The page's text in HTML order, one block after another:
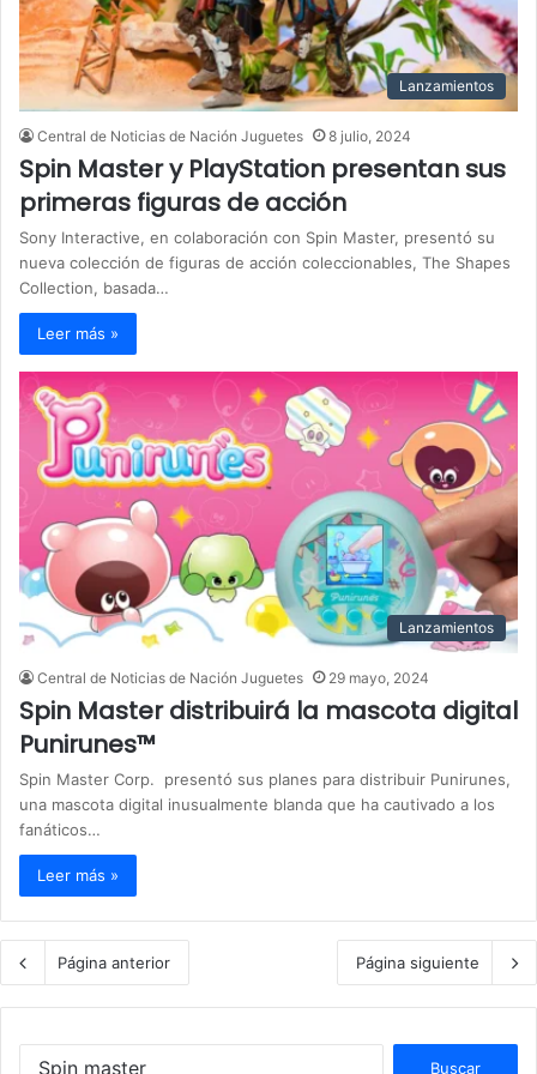
Lanzamientos
Central de Noticias de Nación Juguetes 8 julio, 2024
Spin Master y PlayStation presentan sus
primeras figuras de acción
Sony Interactive, en colaboración con Spin Master, presentó su
nueva colección de figuras de acción coleccionables, The Shapes
Collection, basada…
Leer más »
Lanzamientos
Central de Noticias de Nación Juguetes 29 mayo, 2024
Spin Master distribuirá la mascota digital
Punirunes™
Spin Master Corp. presentó sus planes para distribuir Punirunes,
una mascota digital inusualmente blanda que ha cautivado a los
fanáticos…
Leer más »
Página anterior Página siguiente